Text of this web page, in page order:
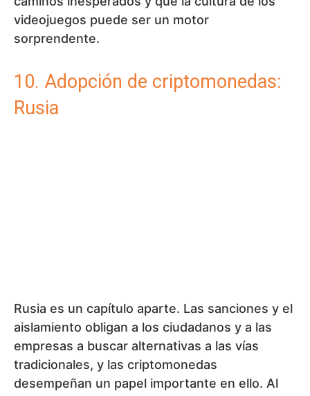
objetivo común: proporcionar
información objetiva,
Nuestra misión es cultivar el